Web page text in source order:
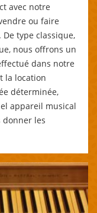
avec notre
ou faire
type classique,
nous offrons un
dans notre
la location
déterminée,
appareil musical
donner les